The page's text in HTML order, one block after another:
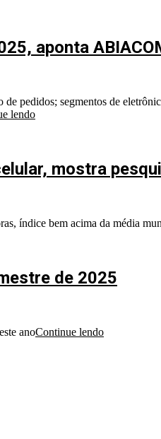
aponta
pedidos; segmentos de
lendo
mostra
índice bem acima da média
de 2025
anoContinue lendo